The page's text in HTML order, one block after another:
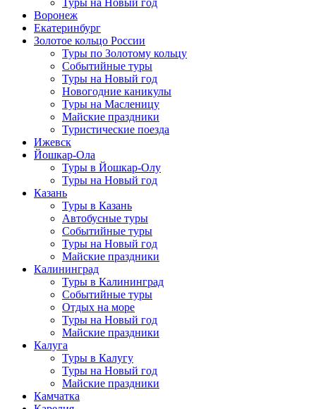
Воронеж
Екатеринбург
Золотое кольцо России
Туры по Золотому кольцу
Событийные туры
Туры на Новый год
Новогодние каникулы
Туры на Масленицу
Майские праздники
Туристические поезда
Ижевск
Йошкар-Ола
Туры в Йошкар-Олу
Туры на Новый год
Казань
Туры в Казань
Автобусные туры
Событийные туры
Туры на Новый год
Майские праздники
Калининград
Туры в Калининград
Событийные туры
Отдых на море
Туры на Новый год
Майские праздники
Калуга
Туры в Калугу
Туры на Новый год
Майские праздники
Камчатка